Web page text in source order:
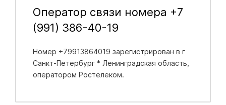
Оператор связи номера +7
(991) 386-40-19
Номер +79913864019 зарегистрирован в г
Санкт-Петербург * Ленинградская область
оператором Ростелеком.